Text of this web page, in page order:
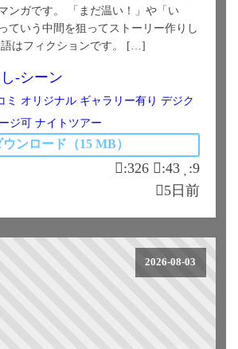
ンガです。 「まだ温い！」や「い
ていう中間を狙ってストーリー作りし
語はフィクションです。 […]
-シーン
ミ オリジナル ギャラリー有り デジク
ジ可 ナイトツアー
ウンロード（15 MB）
:326 :43 :9
5日前
2026-08-03